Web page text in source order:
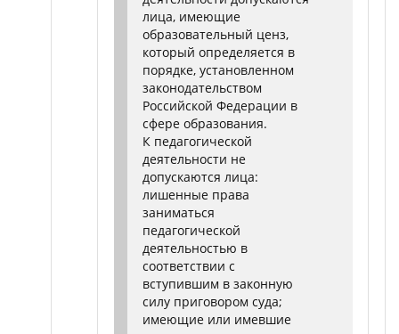
лица, имеющие
образовательный ценз,
который определяется в
порядке, установленном
законодательством
Российской Федерации в
сфере образования.
К педагогической
деятельности не
допускаются лица:
лишенные права
заниматься
педагогической
деятельностью в
соответствии с
вступившим в законную
силу приговором суда;
имеющие или имевшие